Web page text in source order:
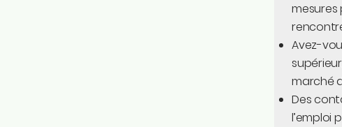
mesures
Avez-
marché
Des
l’emploi